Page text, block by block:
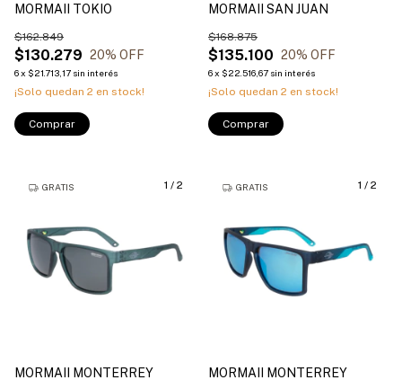
MORMAII TOKIO
$130.279
$162.849
20% OFF
6x $21.713,17 sin interés
¡Solo quedan 2 en stock!
Comprar
MORMAII SAN JUAN
$135.100
$168.875
20% OFF
6x $22.516,67 sin interés
¡Solo quedan 2 en stock!
Comprar
1 / 2
GRATIS
MORMAII MONTERREY
1 / 2
GRATIS
MORMAII MONTERREY